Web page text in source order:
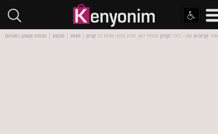
אתר קניונים.קום - בילוי בקניון מתחיל כאן. מידע מקיף אודות כל קניון | חנות | מבצע | הנחה וקופון בחנויות